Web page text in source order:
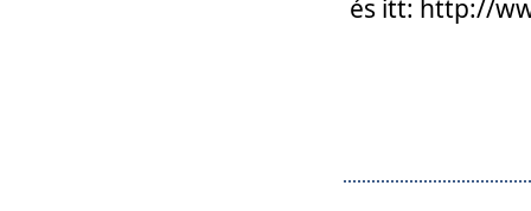
és itt: http://